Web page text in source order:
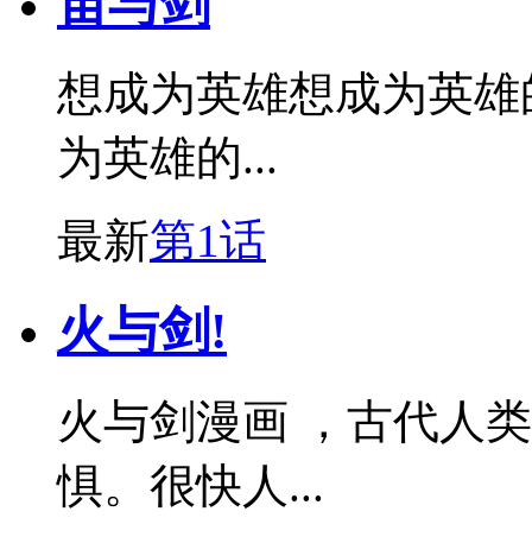
想成为英雄想成为英
为英雄的...
最新第1话
火与剑!
火与剑漫画 ，古代人
惧。很快人...